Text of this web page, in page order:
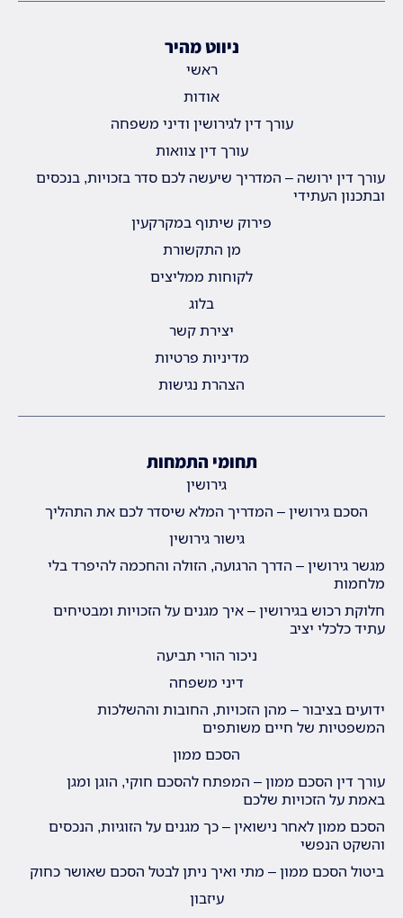
ניווט מהיר
ראשי
אודות
עורך דין לגירושין ודיני משפחה
עורך דין צוואות
עורך דין ירושה – המדריך שיעשה לכם סדר בזכויות, בנכסים
ובתכנון העתידי
פירוק שיתוף במקרקעין
מן התקשורת
לקוחות ממליצים
בלוג
יצירת קשר
מדיניות פרטיות
הצהרת נגישות
תחומי התמחות
גירושין
הסכם גירושין – המדריך המלא שיסדר לכם את התהליך
גישור גירושין
מגשר גירושין – הדרך הרגועה, הזולה והחכמה להיפרד בלי
מלחמות
חלוקת רכוש בגירושין – איך מגנים על הזכויות ומבטיחים
עתיד כלכלי יציב
ניכור הורי תביעה
דיני משפחה
ידועים בציבור – מהן הזכויות, החובות וההשלכות
המשפטיות של חיים משותפים
הסכם ממון
עורך דין הסכם ממון – המפתח להסכם חוקי, הוגן ומגן
באמת על הזכויות שלכם
הסכם ממון לאחר נישואין – כך מגנים על הזוגיות, הנכסים
והשקט הנפשי
ביטול הסכם ממון – מתי ואיך ניתן לבטל הסכם שאושר כחוק
עיזבון